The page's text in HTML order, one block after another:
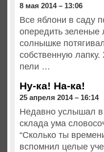
8 мая 2014 – 13:06
Все яблони в саду
опередить зеленые
солнышке
собственную
пели …
Ну-ка! На-ка!
25 апреля 2014 – 16:14
Недавно услышал в
склада ума
“Сколько ты
вспомнил целые